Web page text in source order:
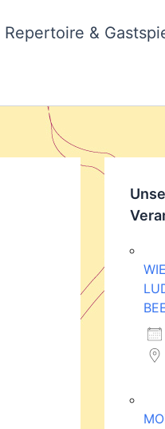
Repertoire &